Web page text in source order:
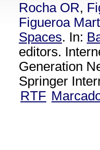
Rocha OR,
Figueroa
Spaces. In:
editors.
Generation
Springer
RTF